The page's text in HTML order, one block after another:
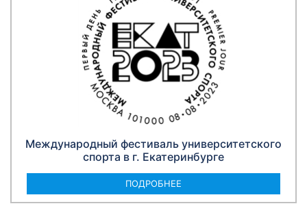
Международный фестиваль университетского
спорта в г. Екатеринбурге
ПОДРОБНЕЕ